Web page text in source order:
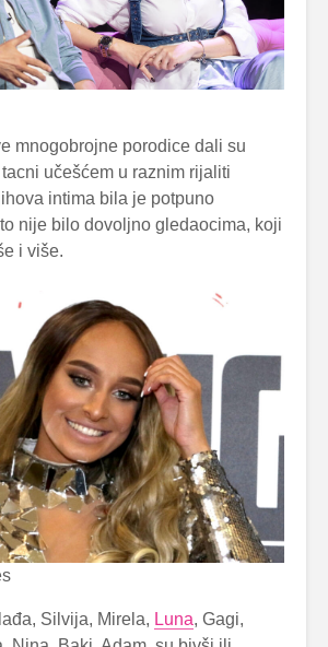
mnogobrojne porodice dali su
učešćem u raznim rijaliti
intima bila je potpuno
nije bilo dovoljno gledaocima, koji
i više.
Silvija, Mirela, Luna, Gagi,